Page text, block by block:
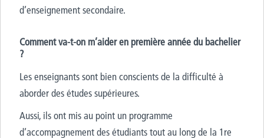
d’enseignement secondaire.
Comment va-t-on m’aider en première année du bachelier
?
Les enseignants sont bien conscients de la difficulté à
aborder des études supérieures.
Aussi, ils ont mis au point un programme
d’accompagnement des étudiants tout au long de la 1re